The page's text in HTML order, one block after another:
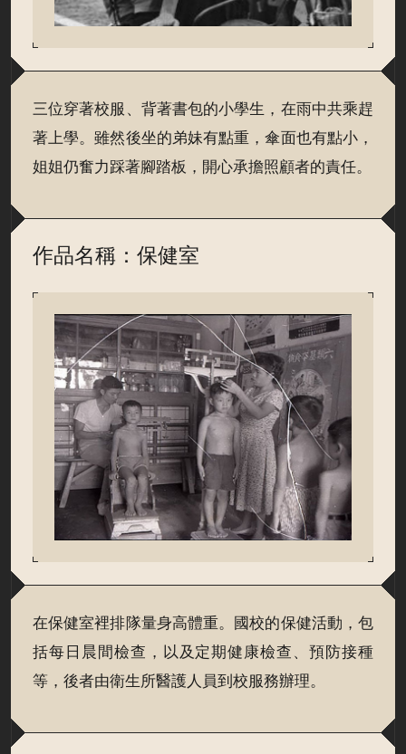
三位穿著校服、背著書包的小學生，在雨中共乘趕
著上學。雖然後坐的弟妹有點重，傘面也有點小，
姐姐仍奮力踩著腳踏板，開心承擔照顧者的責任。
作品名稱：保健室
在保健室裡排隊量身高體重。國校的保健活動，包
括每日晨間檢查，以及定期健康檢查、預防接種
等，後者由衛生所醫護人員到校服務辦理。